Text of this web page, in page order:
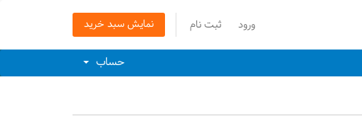
ورود ثبت نام نمایش سبد خرید
حساب